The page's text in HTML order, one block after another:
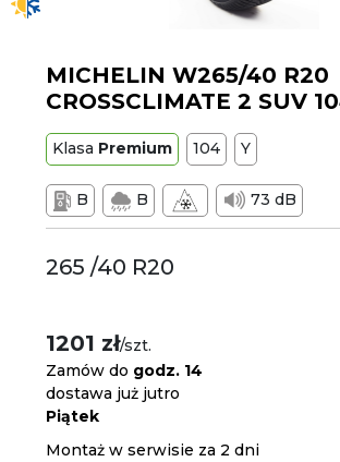
MICHELIN W265/40 R20
CROSSCLIMATE 2 SUV
Klasa Premium 104 Y
B B 73 dB
265 /40 R20
1201 zł/szt.
Zamów do godz. 14
dostawa już jutro
Piątek
Montaż w serwisie za 2 dni